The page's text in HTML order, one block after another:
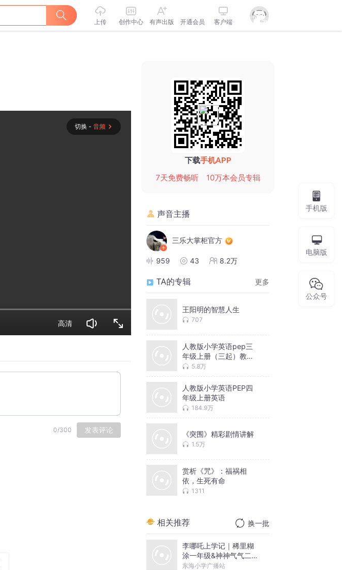
上传 创作中心 有声出版 开通会员 客户端
切换 - 音频
高清
0/300 发表评论
下载手机APP
7天免费畅听
10万本会员专辑
声音主播
三乐大掌柜官方
959 43 8.2万
TA的专辑 更多
王阳明的智慧人生
707
人教版小学英语pep三
年级上册（三起）教材
解读5.8万
人教版小学英语PEP四
年级上册英语
184.9万
《突围》精彩剧情讲解
1.5万
赏析《咒》：福祸相
依，生死有命
1311
相关推荐 换一批
李哪吒上学记｜稀里糊
涂一年级&神神气气二年
级
东海小学广播站
手机版
电脑版
公众号